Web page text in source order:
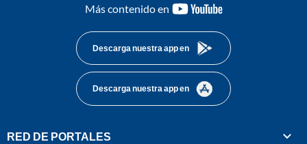
Más contenido en
youtube-
Descarga nuestra app en
Descarga nuestra app en
RED DE PORTALES